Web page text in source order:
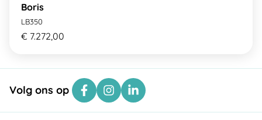
Boris
LB350
€ 7.272,00
Volg ons op